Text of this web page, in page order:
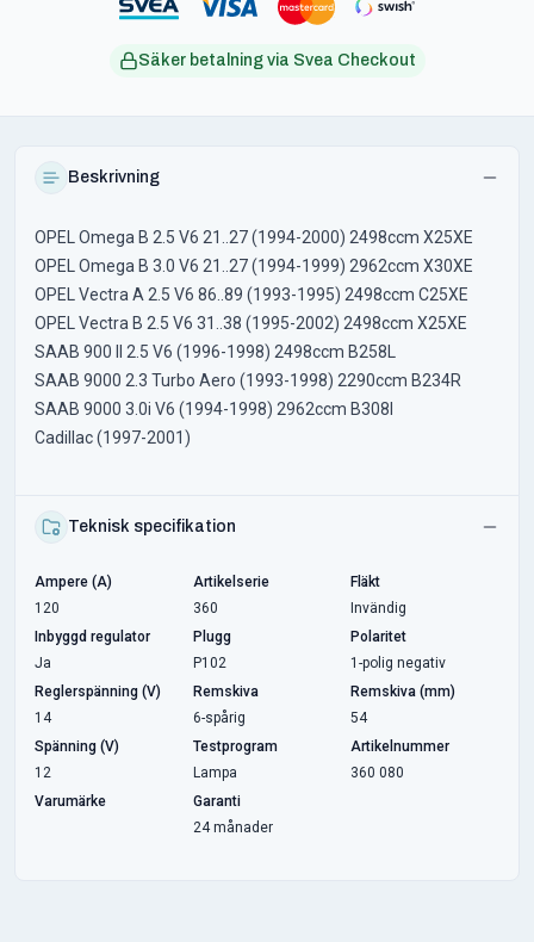
Säker betalning via Svea Checkout
Beskrivning
OPEL Omega B 2.5 V6 21..27 (1994-2000) 2498ccm X25XE
OPEL Omega B 3.0 V6 21..27 (1994-1999) 2962ccm X30XE
OPEL Vectra A 2.5 V6 86..89 (1993-1995) 2498ccm C25XE
OPEL Vectra B 2.5 V6 31..38 (1995-2002) 2498ccm X25XE
SAAB 900 II 2.5 V6 (1996-1998) 2498ccm B258L
SAAB 9000 2.3 Turbo Aero (1993-1998) 2290ccm B234R
SAAB 9000 3.0i V6 (1994-1998) 2962ccm B308I
Cadillac (1997-2001)
Teknisk specifikation
Ampere (A)
120
Artikelserie
360
Fläkt
Invändig
Inbyggd regulator
Ja
Plugg
P102
Polaritet
1-polig negativ
Reglerspänning (V)
14
Remskiva
6-spårig
Remskiva (mm)
54
Spänning (V)
12
Testprogram
Lampa
Artikelnummer
360 080
Varumärke
Garanti
24 månader